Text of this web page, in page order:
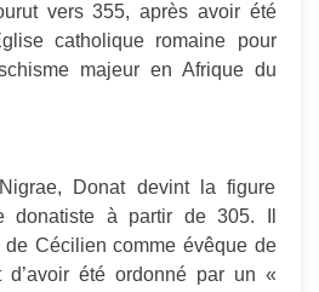
vers 355, après avoir été
catholique romaine pour
majeur en Afrique du
Donat devint la figure
donatiste à partir de 305. Il
de Cécilien comme évêque de
d’avoir été ordonné par un «